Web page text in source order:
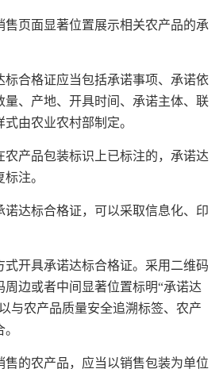
售页面显著位置展示相关农产品的承
合格证应当包括承诺事项、承诺依
量、产地、开具时间、承诺主体、联
由农业农村部制定。
农产品包装标识上已标注的，承诺达
注。
达标合格证，可以采取信息化、印
式开具承诺达标合格证。采用二维码
边或者中间显著位置标明“承诺达
与农产品质量安全追溯标签、农产
的农产品，应当以销售包装为单位